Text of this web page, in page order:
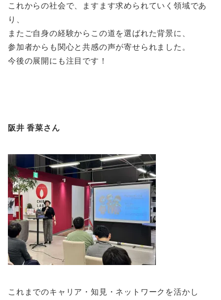
これからの社会で、ますます求められていく領域であ
り、
またご自身の経験からこの道を選ばれた背景に、
参加者からも関心と共感の声が寄せられました。
今後の展開にも注目です！
阪井 香菜さん
これまでのキャリア・知見・ネットワークを活かし